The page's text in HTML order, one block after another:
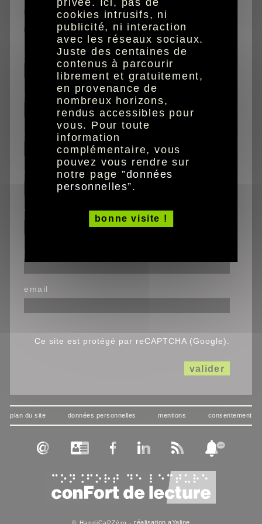
caractères agrandis
audio
prénom
adresse
code postal
ville
email
Ce site est protégé par reCAPTCHA (Google).
valider
plan du site données personnelles mentions consentement
© HandiCaPZéro -réalisation aYaline
privée. Ici, pas de
cookies intrusifs, ni
publicité, ni interaction
avec les réseaux sociaux.
Juste des centaines de
contenus à parcourir
librement et gratuitement,
en provenance de
nombreux horizons,
rendus accessibles pour
vous. Pour toute
information
complémentaire, vous
pouvez vous rendre sur
notre page ”données
personnelles”.
bonne visite !